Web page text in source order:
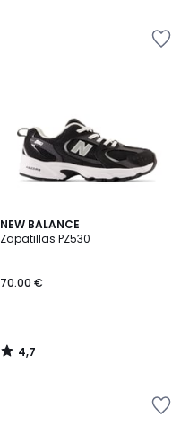
NEW BALANCE
Zapatillas PZ530
70.00 €
4,7
/ 5
4,7
/